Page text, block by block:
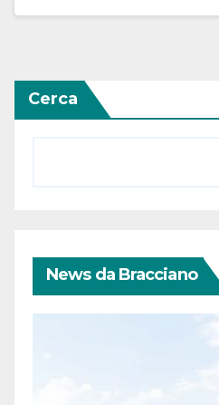
Cerca
News da Bracciano